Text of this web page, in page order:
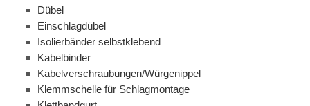
Dübel
Einschlagdübel
Isolierbänder selbstklebend
Kabelbinder
Kabelverschraubungen/Würgenippel
Klemmschelle für Schlagmontage